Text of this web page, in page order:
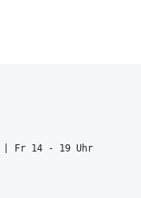
| Fr 14 - 19 Uhr